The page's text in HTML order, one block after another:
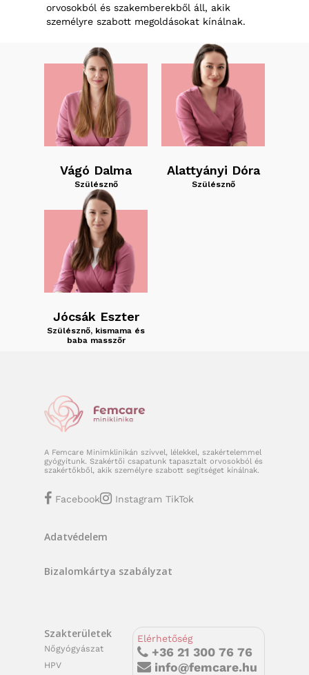
orvosokból és szakemberekből áll, akik
személyre szabott megoldásokat kínálnak.
Vágó Dalma
Szülésznő
Alattyányi Dóra
Szülésznő
Jócsák Eszter
Szülésznő, kismama és
baba masszőr
A Femcare Minimklinikán szívvel, lélekkel, szakértelemmel
gyógyítunk. Szakértői csapatunk tapasztalt orvosokból és
szakértőkből, akik személyre szabott segítséget kínálnak.
Facebook Instagram TikTok
Adatvédelem
Bizalomkártya szabályzat
Szakterületek
Nőgyógyászat
HPV
Elérhetőség
+36 21 300 76 76
info@femcare.hu